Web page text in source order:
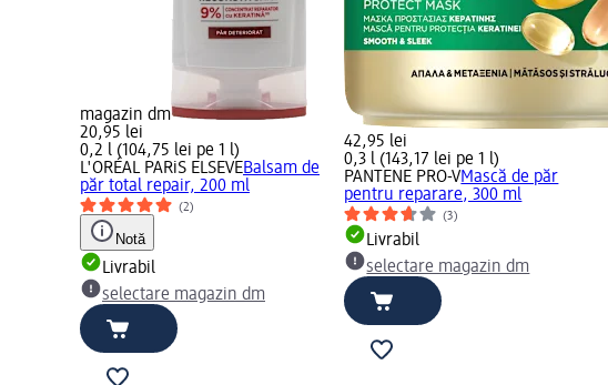
magazin dm
20,95 lei
0,2 l (104,75 lei pe 1 l)
L'ORÉAL PARiS ELSEVEBalsam de
păr total repair, 200 ml
(2)
Notă
Livrabil
selectare magazin dm
42,95 lei
0,3 l (143,17 lei pe 1 l)
PANTENE PRO-VMască de păr
pentru reparare, 300 ml
(3)
Livrabil
selectare magazin dm